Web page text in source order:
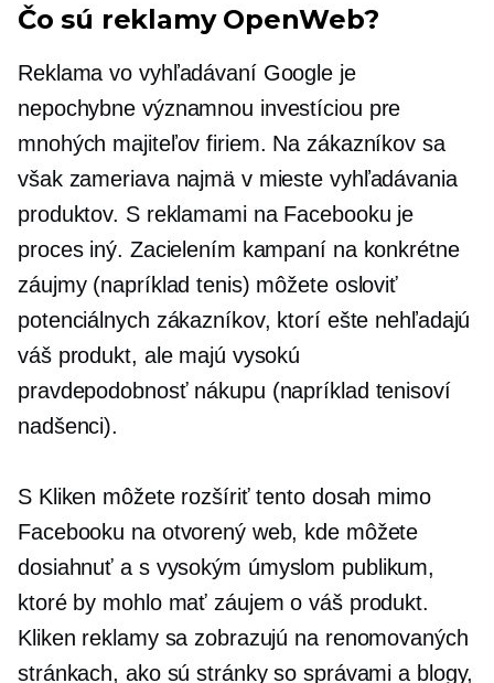
Čo sú reklamy OpenWeb?
Reklama vo vyhľadávaní Google je
nepochybne významnou investíciou pre
mnohých majiteľov firiem. Na zákazníkov sa
však zameriava najmä v mieste vyhľadávania
produktov. S reklamami na Facebooku je
proces iný. Zacielením kampaní na konkrétne
záujmy (napríklad tenis) môžete osloviť
potenciálnych zákazníkov, ktorí ešte nehľadajú
váš produkt, ale majú vysokú
pravdepodobnosť nákupu (napríklad tenisoví
nadšenci).
S Kliken môžete rozšíriť tento dosah mimo
Facebooku na otvorený web, kde môžete
dosiahnuť a s vysokým úmyslom publikum,
ktoré by mohlo mať záujem o váš produkt.
Kliken reklamy sa zobrazujú na renomovaných
stránkach, ako sú stránky so správami a blogy,